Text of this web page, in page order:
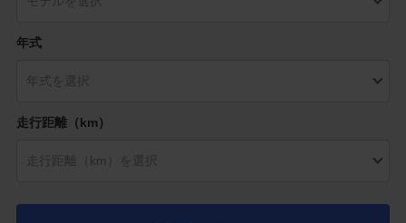
年式
走行距離（km）